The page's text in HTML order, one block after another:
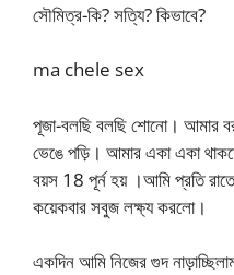
সৌমিত্র-কি? সত্যি? কিভাবে?
ma chele sex
পূজা-বলছি বলছি শোনো। আমার
ভেঙে পড়ি। আমার একা একা
বয়স 18 পূর্ন হয় ।আমি প্রতি
কয়েকবার সবুজ লক্ষ্য করলো।
একদিন আমি নিজের গুদ